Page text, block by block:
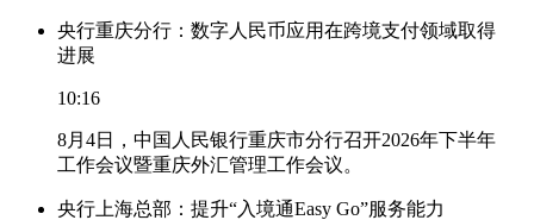
央行重庆分行：数字人民币应用在跨境支付领域取得
进展
10:16
8月4日，中国人民银行重庆市分行召开2026年下半年
工作会议暨重庆外汇管理工作会议。
央行上海总部：提升“入境通Easy Go”服务能力